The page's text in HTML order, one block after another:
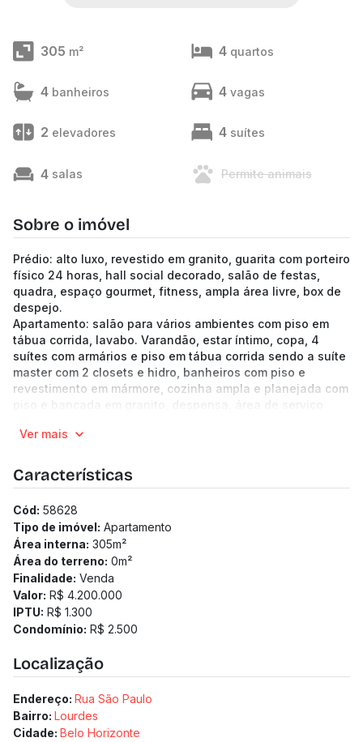
305 m² 4 quartos
4 banheiros 4 vagas
2 elevadores 4 suítes
4 salas Permite animais
Sobre o imóvel
Prédio: alto luxo, revestido em granito, guarita com porteiro
físico 24 horas, hall social decorado, salão de festas,
quadra, espaço gourmet, fitness, ampla área livre, box de
despejo.
Apartamento: salão para vários ambientes com piso em
tábua corrida, lavabo. Varandão, estar íntimo, copa, 4
suítes com armários e piso em tábua corrida sendo a suíte
master com 2 closets e hidro, banheiros com piso e
revestimento em mármore, cozinha ampla e planejada com
piso e bancada em granito, despensa, área de serviço
4 vagas de garagem cobertas e demarcadas sendo 2
(Os preços e informações poderão sofrer mudanças.
Solicitamos a confirmação com nossa equipe).
Ver mais
Características
Cód: 58628
Tipo de imóvel: Apartamento
Área interna: 305m²
Área do terreno: 0m²
Finalidade: Venda
Valor: R$ 4.200.000
IPTU: R$ 1.300
Condomínio: R$ 2.500
Localização
Endereço: Rua São Paulo
Bairro: Lourdes
Cidade: Belo Horizonte